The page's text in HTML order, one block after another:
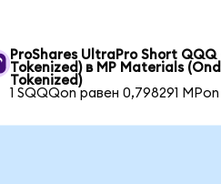
ProShares UltraPro Short QQQ
Tokenized) в MP Materials
Tokenized)
1 SQQQon равен 0,798291 MPon